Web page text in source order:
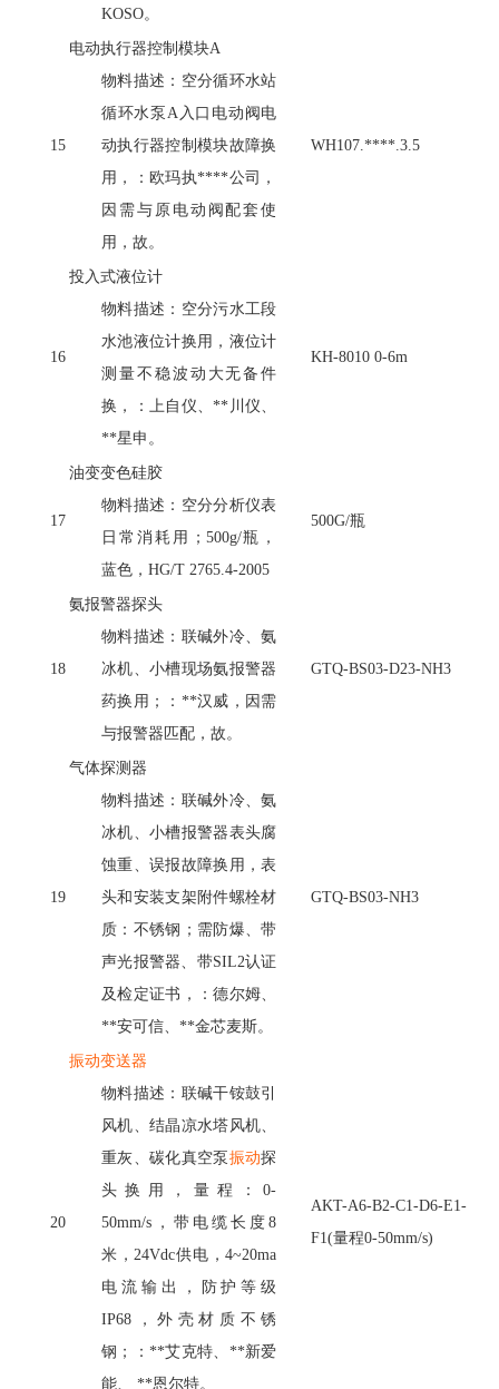
KOSO。
15
电动执行器控制模块A
物料描述：空分循环水站
循环水泵 A入口电动阀电
动执行器控制模块故障换
用，：欧玛执****公司，
因需与原电动阀配套使
用，故。
WH107.****.3.5
16
投入式液位计
物料描述：空分污水工段
水池液位计换用，液位计
测量不稳波动大无备件
换，：上自仪、**川仪、
**星申。
KH-8010 0-6m
17
油变变色硅胶
物料描述：空分分析仪表
日常消耗用； 500g/瓶，
蓝色，HG/T 2765.4-2005
500G/瓶
18
氨报警器探头
物料描述：联碱外冷、氨
冰机、小槽现场氨报警器
药换用；： **汉威，因需
与报警器匹配，故。
GTQ-BS03-D23-NH3
19
气体探测器
物料描述：联碱外冷、氨
冰机、小槽报警器表头腐
蚀重、误报故障换用，表
头和安装支架附件螺栓材
质：不锈钢；需防爆、带
声光报警器、带SIL2认证
及检定证书，：德尔姆、
**安可信、**金芯麦斯。
GTQ-BS03-NH3
20
振动变送器
物料描述：联碱干铵鼓引
风机、结晶凉水塔风机、
重灰、碳化真空泵振动探
头换用，量程：0-
50mm/s，带电缆长度8
米，24Vdc供电，4~20ma
电流输出，防护等级
IP68，外壳材质不锈
钢；：**艾克特、**新爱
能、 **恩尔特。
AKT-A6-B2-C1-D6-E1-
F1(量程0-50mm/s)